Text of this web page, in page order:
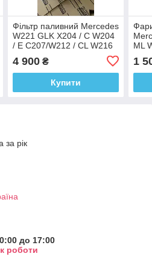
Фільтр паливний Mercedes
W221 GLK X204 / C W204
/ E C207/W212 / CL W216
4 900₴
Купити
ML
E
1
за рік
до 17:00
роботи